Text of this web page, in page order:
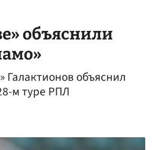
объяснили
Галактионов объяснил
м туре РПЛ